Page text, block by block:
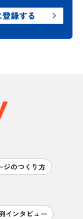
ジのつくり方
インタビュー